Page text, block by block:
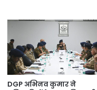
DGP अभिनव कुमार ने